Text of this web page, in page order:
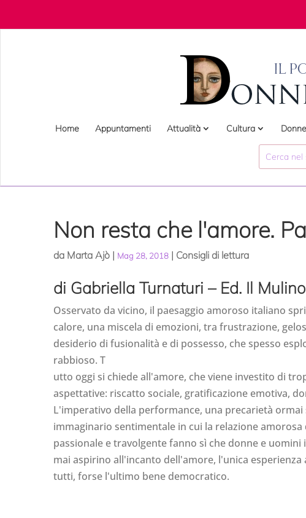
Home Appuntamenti Attualità Cultura
Non resta che l'amore.
da Marta Ajò | Mag 28, 2018 | Consigli di lettura
di Gabriella Turnaturi – Ed. Il Mulino
Osservato da vicino, il paesaggio amoroso italiano
calore, una miscela di emozioni, tra frustrazione,
desiderio di fusionalità e di possesso, che spesso
rabbioso. T
utto oggi si chiede all'amore, che viene investito di
aspettative: riscatto sociale, gratificazione emotiva,
L'imperativo della performance, una precarietà ormai
immaginario sentimentale in cui la relazione amorosa
passionale e travolgente fanno sì che donne e uomini
mai aspirino all'incanto dell'amore, l'unica esperienza
tutti, forse l'ultimo bene democratico.